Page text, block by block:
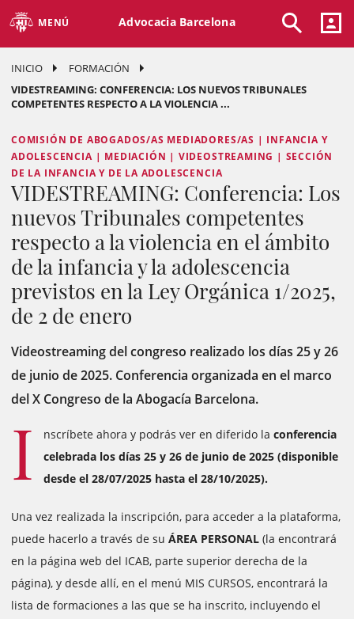
MENÚ Advocacia Barcelona
INICIO
FORMACIÓN
VIDESTREAMING: CONFERENCIA: LOS NUEVOS TRIBUNALES
COMPETENTES RESPECTO A LA VIOLENCIA ...
COMISIÓN DE ABOGADOS/AS MEDIADORES/AS | INFANCIA Y
ADOLESCENCIA | MEDIACIÓN | VIDEOSTREAMING | SECCIÓN
DE LA INFANCIA Y DE LA ADOLESCENCIA
VIDESTREAMING: Conferencia: Los
nuevos Tribunales competentes
respecto a la violencia en el ámbito
de la infancia y la adolescencia
previstos en la Ley Orgánica 1/2025,
de 2 de enero
Videostreaming del congreso realizado los días 25 y 26
de junio de 2025. Conferencia organizada en el marco
del X Congreso de la Abogacía Barcelona.
I nscríbete ahora y podrás ver en diferido la conferencia
celebrada los días 25 y 26 de junio de 2025 (disponible
desde el 28/07/2025 hasta el 28/10/2025).
Una vez realizada la inscripción, para acceder a la plataforma,
puede hacerlo a través de su ÁREA PERSONAL (la encontrará
en la página web del ICAB, parte superior derecha de la
página), y desde allí, en el menú MIS CURSOS, encontrará la
lista de formaciones a las que se ha inscrito, incluyendo el